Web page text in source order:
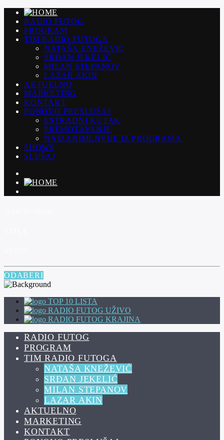
RADIO FUTOG
PROGRAM
TIM RADIO FUTOGA
NATAŠA KNEŽEVIĆ
SRĐAN JEKELIĆ
MILAN STEPANOV
LAZAR AKIN
AKTUELNO
MARKETING
KONTAKT
PONOVO PRESLUŠAJ
ESTRADNI KUTAK
PREMOTAVANJE
NAJZANIMLJIVIJE IZ PROGRAMA
SHOWS
SLUŠAJ
ODABERI
TOP 10 LISTA
RADIO FUTOG UŽIVO
RADIO FUTOG KRAJINA
RADIO FUTOG
PROGRAM
TIM RADIO FUTOGA
NATAŠA KNEŽEVIĆ
SRĐAN JEKELIĆ
MILAN STEPANOV
LAZAR AKIN
AKTUELNO
MARKETING
KONTAKT